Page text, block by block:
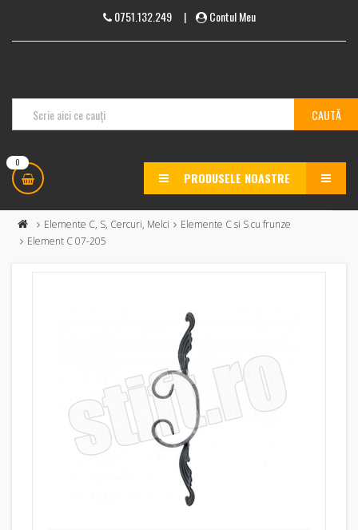
0751.132.249| Contul Meu
0
PRODUSELE NOASTRE MENU
Elemente C, S, Cercuri, Melci
Elemente C si S cu frunze
Element C 07-205